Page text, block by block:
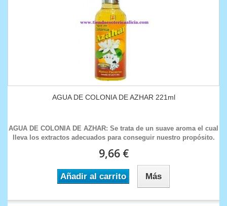
AGUA DE COLONIA DE AZHAR 221ml
AGUA DE COLONIA DE AZHAR: Se trata de un suave aroma el cual
lleva los extractos adecuados para conseguir nuestro propósito.
9,66 €
Añadir al carrito Más